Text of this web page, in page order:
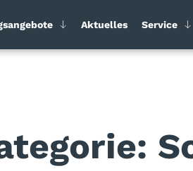
Aktuelles Service